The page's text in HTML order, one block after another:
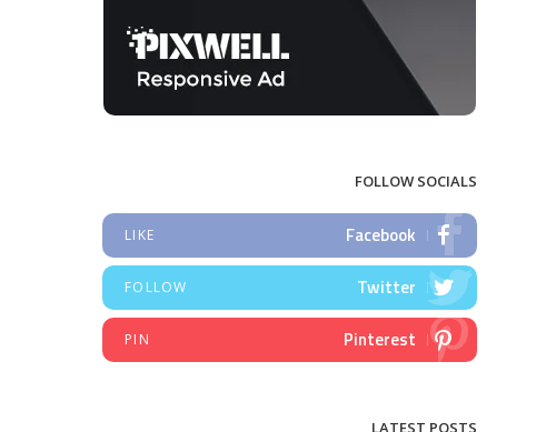
FOLLOW SOCIALS
Facebook
LIKE
Twitter
FOLLOW
Pinterest
PIN
LATEST POSTS